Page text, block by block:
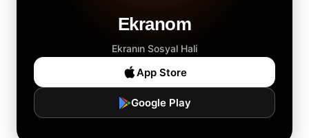
Ekranom
Ekranın Sosyal Hali
App Store
Google Play